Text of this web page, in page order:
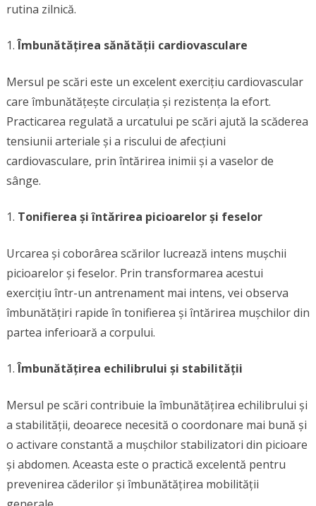
rutina zilnică.
Îmbunătățirea sănătății cardiovasculare
Mersul pe scări este un excelent exercițiu cardiovascular
care îmbunătățește circulația și rezistența la efort.
Practicarea regulată a urcatului pe scări ajută la scăderea
tensiunii arteriale și a riscului de afecțiuni
cardiovasculare, prin întărirea inimii și a vaselor de
sânge.
Tonifierea și întărirea picioarelor și feselor
Urcarea și coborârea scărilor lucrează intens mușchii
picioarelor și feselor. Prin transformarea acestui
exercițiu într-un antrenament mai intens, vei observa
îmbunătățiri rapide în tonifierea și întărirea mușchilor din
partea inferioară a corpului.
Îmbunătățirea echilibrului și stabilității
Mersul pe scări contribuie la îmbunătățirea echilibrului și
a stabilității, deoarece necesită o coordonare mai bună și
o activare constantă a mușchilor stabilizatori din picioare
și abdomen. Aceasta este o practică excelentă pentru
prevenirea căderilor și îmbunătățirea mobilității